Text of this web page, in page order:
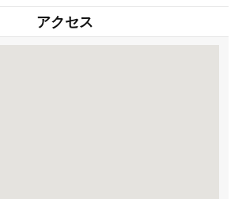
アクセス